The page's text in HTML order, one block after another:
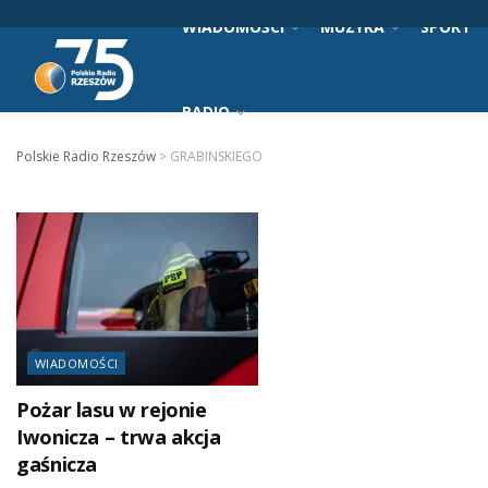
WIADOMOŚCI MUZYKA SPORT
RADIO
Polskie Radio Rzeszów > GRABINSKIEGO
WIADOMOŚCI
Pożar lasu w rejonie
Iwonicza – trwa akcja
gaśnicza